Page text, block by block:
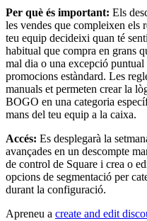
Square Kiosk
Desenvolupadors
Descobrir
Màrqueting
Square AI
Fidelització
Directori de clients
Targetes regal
Per què és important: Els
les vendes que compleixen els
teu equip decideixi quan té
habitual que compra en grans
mal dia o una excepció
promocions estàndard. Les
manuals et permeten crear la
BOGO en una categoria
mans del teu equip a la caixa.
Accés: Es desplegarà la
avançades en un descompte
de control de Square i crea o
opcions de segmentació per
durant la configuració.
Apreneu a create and edit